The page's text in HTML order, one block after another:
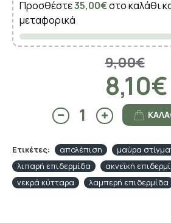
Προσθέστε35,00€στο καλάθι
μεταφορικά
8,10€
9,00€
Ετικέτες: απολέπιση
μαύρα
λιπαρή επιδερμίδα
ακνεϊκή
νεκρά κύτταρα
λαμπερή επιδερμίδα